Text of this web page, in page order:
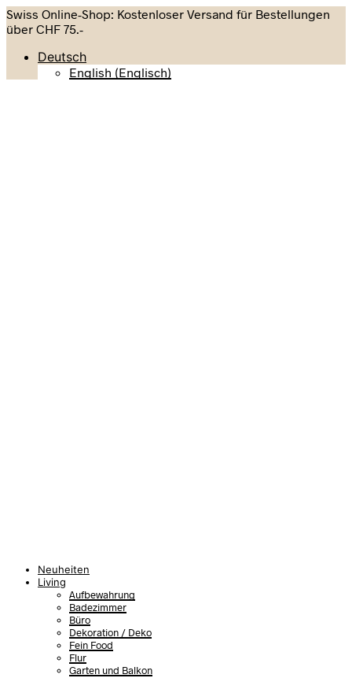
Swiss Online-Shop: Kostenloser Versand für Bestellungen
über CHF 75.-
Deutsch
English (Englisch)
Neuheiten
Living
Aufbewahrung
Badezimmer
Büro
Dekoration / Deko
Fein Food
Flur
Garten und Balkon